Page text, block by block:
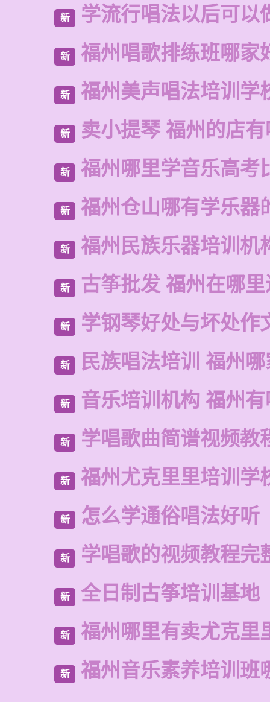
新 学流行唱法以后可以
新 福州唱歌排练班哪家
新 福州美声唱法培训学
新 卖小提琴 福州的店
新 福州哪里学音乐高考
新 福州仓山哪有学乐器
新 福州民族乐器培训机
新 古筝批发 福州在哪
新 学钢琴好处与坏处作
新 民族唱法培训 福州
新 音乐培训机构 福州
新 学唱歌曲简谱视频教
新 福州尤克里里培训学
新 怎么学通俗唱法好听
新 学唱歌的视频教程完
新 全日制古筝培训基地
新 福州哪里有卖尤克里
新 福州音乐素养培训班